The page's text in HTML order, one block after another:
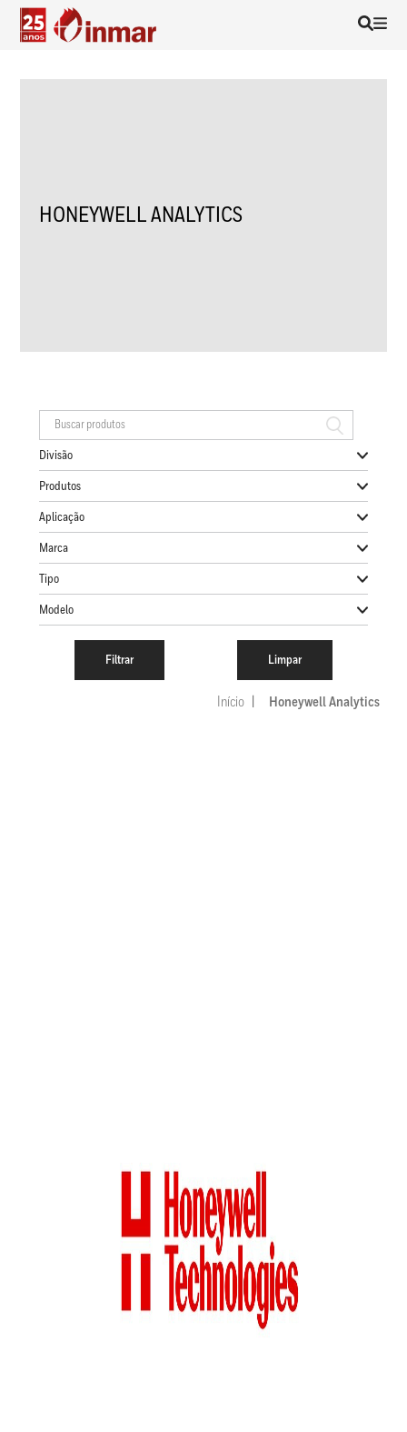
HONEYWELL ANALYTICS
Divisão
Produtos
Aplicação
Marca
Tipo
Modelo
Início Honeywell Analytics